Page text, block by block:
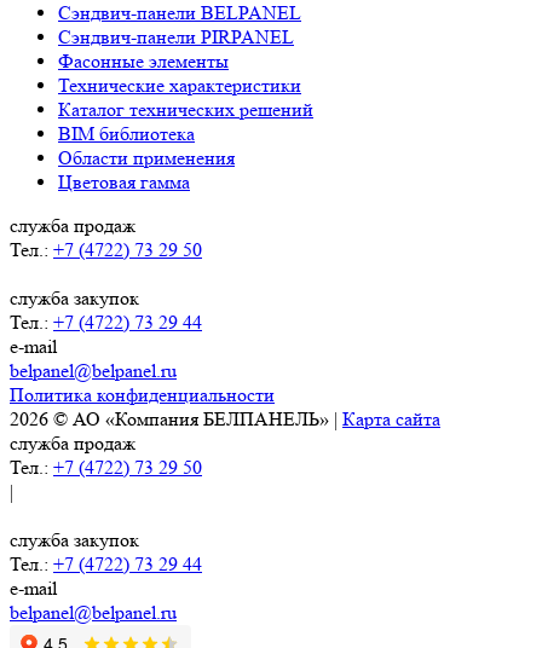
Сэндвич-панели BELPANEL
Сэндвич-панели PIRPANEL
Фасонные элементы
Технические характеристики
Каталог технических решений
BIM библиотека
Области применения
Цветовая гамма
служба продаж
Тел.: +7 (4722) 73 29 50
служба закупок
Тел.: +7 (4722) 73 29 44
e-mail
belpanel@belpanel.ru
Политика конфиденциальности
2026 © АО «Компания БЕЛПАНЕЛЬ» | Карта сайта
служба продаж
Тел.: +7 (4722) 73 29 50
|
служба закупок
Тел.: +7 (4722) 73 29 44
e-mail
belpanel@belpanel.ru